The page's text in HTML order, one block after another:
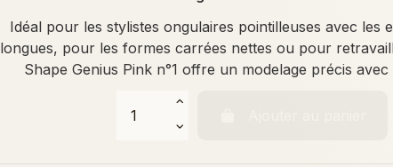
Idéal pour les stylistes ongulaires pointilleuses avec les
longues, pour les formes carrées nettes ou pour
Shape Genius Pink n°1 offre un modelage précis